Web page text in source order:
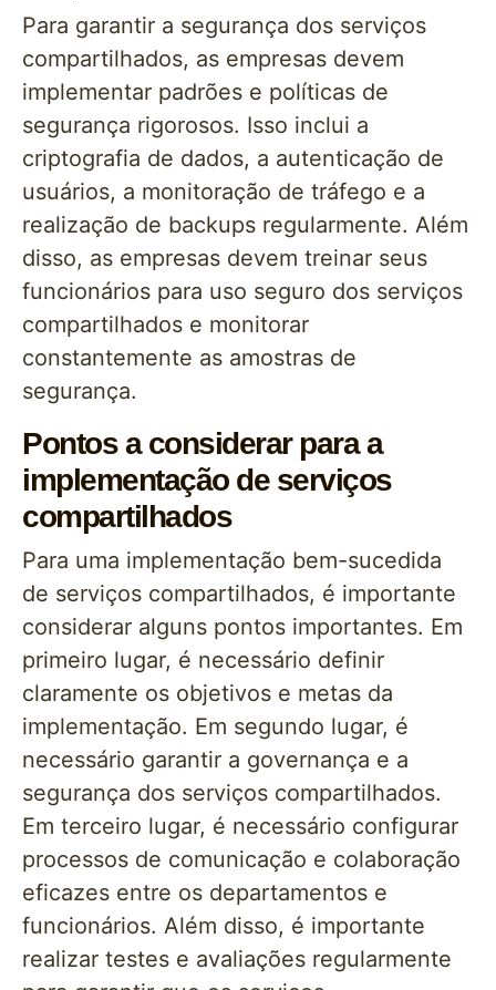
Para garantir a segurança dos serviços
compartilhados, as empresas devem
implementar padrões e políticas de
segurança rigorosos. Isso inclui a
criptografia de dados, a autenticação de
usuários, a monitoração de tráfego e a
realização de backups regularmente. Além
disso, as empresas devem treinar seus
funcionários para uso seguro dos serviços
compartilhados e monitorar
constantemente as amostras de
segurança.
Pontos a considerar para a
implementação de serviços
compartilhados
Para uma implementação bem-sucedida
de serviços compartilhados, é importante
considerar alguns pontos importantes. Em
primeiro lugar, é necessário definir
claramente os objetivos e metas da
implementação. Em segundo lugar, é
necessário garantir a governança e a
segurança dos serviços compartilhados.
Em terceiro lugar, é necessário configurar
processos de comunicação e colaboração
eficazes entre os departamentos e
funcionários. Além disso, é importante
realizar testes e avaliações regularmente